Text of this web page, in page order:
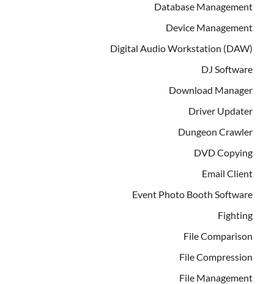
Database Management
Device Management
Digital Audio Workstation (DAW)
DJ Software
Download Manager
Driver Updater
Dungeon Crawler
DVD Copying
Email Client
Event Photo Booth Software
Fighting
File Comparison
File Compression
File Management